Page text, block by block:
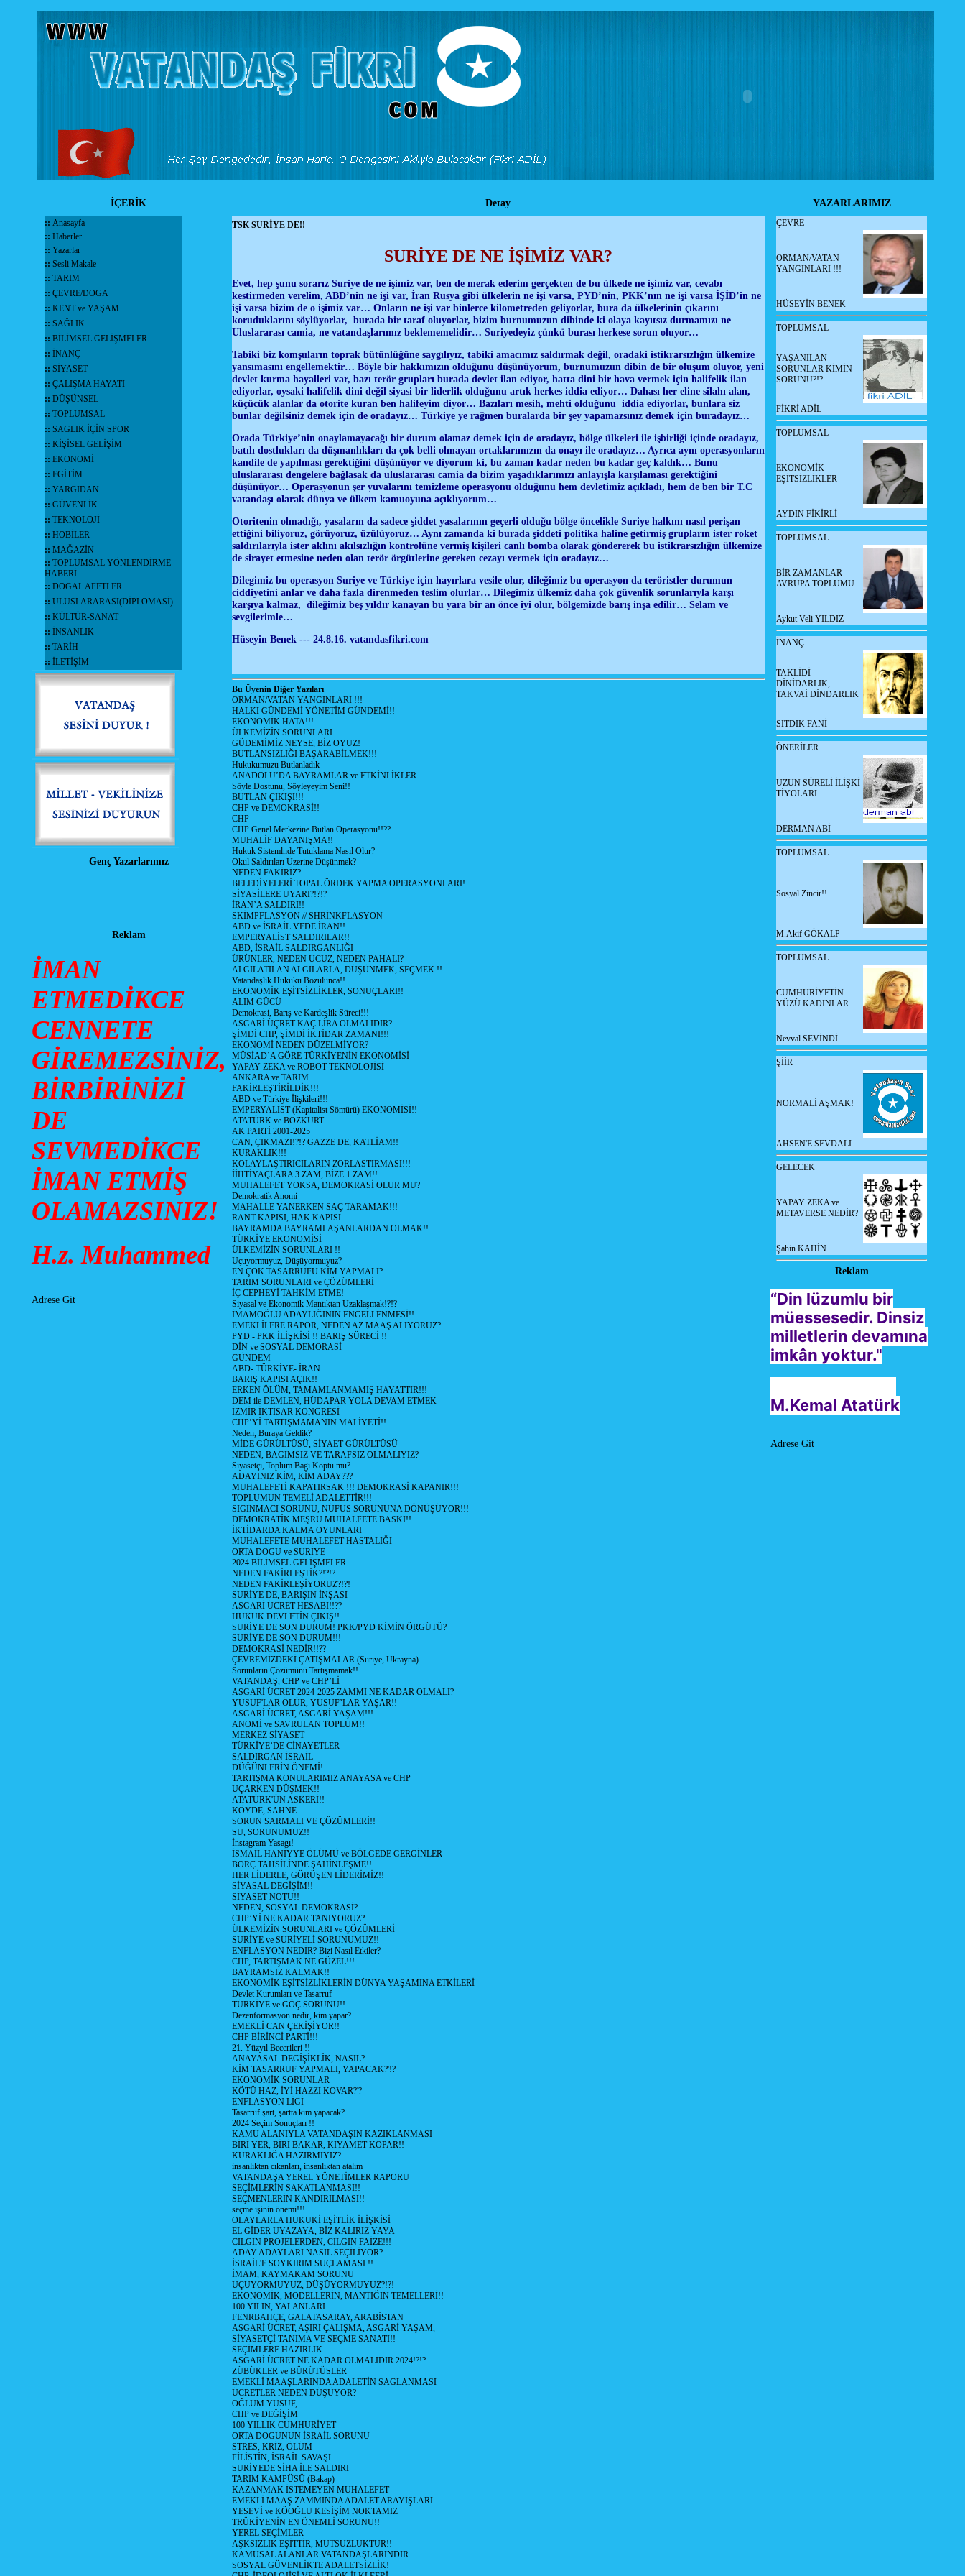
İÇERİK Detay YAZARLARIMIZ
:: Anasayfa
:: Haberler
:: Yazarlar
:: Sesli Makale
:: TARIM
:: ÇEVRE/DOGA
:: KENT ve YAŞAM
:: SAĞLIK
:: BİLİMSEL GELİŞMELER
:: İNANÇ
:: SİYASET
:: ÇALIŞMA HAYATI
:: DÜŞÜNSEL
:: TOPLUMSAL
:: SAGLIK İÇİN SPOR
:: KİŞİSEL GELİŞİM
:: EKONOMİ
:: EGİTİM
:: YARGIDAN
:: GÜVENLİK
:: TEKNOLOJİ
:: HOBİLER
:: MAĞAZİN
:: TOPLUMSAL YÖNLENDİRME
HABERİ
:: DOGAL AFETLER
:: ULUSLARARASI(DİPLOMASİ)
:: KÜLTÜR-SANAT
:: İNSANLIK
:: TARİH
:: İLETİŞİM
Genç Yazarlarımız
Reklam
İMAN
ETMEDİKCE
CENNETE
GİREMEZSİNİZ,
BİRBİRİNİZİ
DE
SEVMEDİKCE
İMAN ETMİŞ
OLAMAZSINIZ!
H.z. Muhammed
Adrese Git
TSK SURİYE DE!!
SURİYE DE NE İŞİMİZ VAR?
Evet, hep şunu sorarız Suriye de ne işimiz var, ben de merak ederim gerçekten de bu ülkede ne işimiz var, cevabı
kestirmeden verelim, ABD’nin ne işi var, İran Rusya gibi ülkelerin ne işi varsa, PYD’nin, PKK’nın ne işi varsa İŞİD’in ne
işi varsa bizim de o işimiz var… Onların ne işi var binlerce kilometreden geliyorlar, bura da ülkelerinin çıkarını
koruduklarını söylüyorlar, burada bir taraf oluyorlar, bizim burnumuzun dibinde ki olaya kayıtsız durmamızı ne
Uluslararası camia, ne vatandaşlarımız beklememelidir… Suriyedeyiz çünkü burası herkese sorun oluyor…
Tabiki biz komşuların toprak bütünlüğüne saygılıyız, tabiki amacımız saldırmak değil, oradaki istikrarsızlığın ülkemize
yansımasını engellemektir… Böyle bir hakkımızın olduğunu düşünüyorum, burnumuzun dibin de bir oluşum oluyor, yeni
devlet kurma hayalleri var, bazı terör grupları burada devlet ilan ediyor, hatta dini bir hava vermek için halifelik ilan
ediyorlar, oysaki halifelik dini değil siyasi bir liderlik olduğunu artık herkes iddia ediyor… Dahası her eline silahı alan,
küçücük alanlar da otorite kuran ben halifeyim diyor… Bazıları mesih, mehti olduğunu iddia ediyorlar, bunlara siz
bunlar değilsiniz demek için de oradayız… Türkiye ye rağmen buralarda bir şey yapamazsınız demek için buradayız…
Orada Türkiye’nin onaylamayacağı bir durum olamaz demek için de oradayız, bölge ülkeleri ile işbirliği içinde oradayız,
batılı dostlukları da düşmanlıkları da çok belli olmayan ortaklarımızın da onayı ile oradayız… Ayrıca aynı operasyonların
kandile de yapılması gerektiğini düşünüyor ve diyorum ki, bu zaman kadar neden bu kadar geç kaldık… Bunu
uluslararası dengelere bağlasak da uluslararası camia da bizim yaşadıklarımızı anlayışla karşılaması gerektiğini
düşünüyor… Operasyonun şer yuvalarını temizleme operasyonu olduğunu hem devletimiz açıkladı, hem de ben bir T.C
vatandaşı olarak dünya ve ülkem kamuoyuna açıklıyorum…
Otoritenin olmadığı, yasaların da sadece şiddet yasalarının geçerli olduğu bölge öncelikle Suriye halkını nasıl perişan
ettiğini biliyoruz, görüyoruz, üzülüyoruz… Aynı zamanda ki burada şiddeti politika haline getirmiş grupların ister roket
saldırılarıyla ister aklını akılsızlığın kontrolüne vermiş kişileri canlı bomba olarak göndererek bu istikrarsızlığın ülkemize
de sirayet etmesine neden olan terör örgütlerine gereken cezayı vermek için oradayız…
Dilegimiz bu operasyon Suriye ve Türkiye için hayırlara vesile olur, dileğimiz bu operasyon da teröristler durumun
ciddiyetini anlar ve daha fazla direnmeden teslim olurlar… Dilegimiz ülkemiz daha çok güvenlik sorunlarıyla karşı
karşıya kalmaz, dileğimiz beş yıldır kanayan bu yara bir an önce iyi olur, bölgemizde barış inşa edilir… Selam ve
sevgilerimle…
Hüseyin Benek --- 24.8.16. vatandasfikri.com
Bu Üyenin Diğer Yazıları
ORMAN/VATAN YANGINLARI !!!
HALKI GÜNDEMİ YÖNETİM GÜNDEMİ!!
EKONOMİK HATA!!!
ÜLKEMİZİN SORUNLARI
GÜDEMİMİZ NEYSE, BİZ OYUZ!
BUTLANSIZLIĞI BAŞARABİLMEK!!!
Hukukumuzu Butlanladık
ANADOLU’DA BAYRAMLAR ve ETKİNLİKLER
Söyle Dostunu, Söyleyeyim Seni!!
BUTLAN ÇIKIŞI!!!
CHP ve DEMOKRASİ!!
CHP
CHP Genel Merkezine Butlan Operasyonu!!??
MUHALİF DAYANIŞMA!!
Hukuk Sistemlnde Tutuklama Nasıl Olur?
Okul Saldırıları Üzerine Düşünmek?
NEDEN FAKİRİZ?
BELEDİYELERİ TOPAL ÖRDEK YAPMA OPERASYONLARI!
SİYASİLERE UYARI?!?!?
İRAN’A SALDIRI!!
SKİMPFLASYON // SHRİNKFLASYON
ABD ve İSRAİL VEDE İRAN!!
EMPERYALİST SALDIRILAR!!
ABD, İSRAİL SALDIRGANLIĞI
ÜRÜNLER, NEDEN UCUZ, NEDEN PAHALI?
ALGILATILAN ALGILARLA, DÜŞÜNMEK, SEÇMEK !!
Vatandaşlık Hukuku Bozulunca!!
EKONOMİK EŞİTSİZLİKLER, SONUÇLARI!!
ALIM GÜCÜ
Demokrasi, Barış ve Kardeşlik Süreci!!!
ASGARİ ÜÇRET KAÇ LİRA OLMALIDIR?
ŞİMDİ CHP, ŞİMDİ İKTİDAR ZAMANI!!!
EKONOMİ NEDEN DÜZELMİYOR?
MÜSİAD’A GÖRE TÜRKİYENİN EKONOMİSİ
YAPAY ZEKA ve ROBOT TEKNOLOJİSİ
ANKARA ve TARIM
FAKİRLEŞTİRİLDİK!!!
ABD ve Türkiye İlişkileri!!!
EMPERYALİST (Kapitalist Sömürü) EKONOMİSİ!!
ATATÜRK ve BOZKURT
AK PARTİ 2001-2025
CAN, ÇIKMAZI!?!? GAZZE DE, KATLİAM!!
KURAKLIK!!!
KOLAYLAŞTIRICILARIN ZORLASTIRMASI!!!
İİHTİYAÇLARA 3 ZAM, BİZE 1 ZAM!!
MUHALEFET YOKSA, DEMOKRASİ OLUR MU?
Demokratik Anomi
MAHALLE YANERKEN SAÇ TARAMAK!!!
RANT KAPISI, HAK KAPISI
BAYRAMDA BAYRAMLAŞANLARDAN OLMAK!!
TÜRKİYE EKONOMİSİ
ÜLKEMİZİN SORUNLARI !!
Uçuyormuyuz, Düşüyormuyuz?
EN ÇOK TASARRUFU KİM YAPMALI?
TARIM SORUNLARI ve ÇÖZÜMLERİ
İÇ CEPHEYİ TAHKİM ETME!
Siyasal ve Ekonomik Mantıktan Uzaklaşmak!?!?
İMAMOĞLU ADAYLIĞININ ENGELLENMESİ!!
EMEKLİLERE RAPOR, NEDEN AZ MAAŞ ALIYORUZ?
PYD - PKK İLİŞKİSİ !! BARIŞ SÜRECİ !!
DİN ve SOSYAL DEMORASİ
GÜNDEM
ABD- TÜRKİYE- İRAN
BARIŞ KAPISI AÇIK!!
ERKEN ÖLÜM, TAMAMLANMAMIŞ HAYATTIR!!!
DEM ile DEMLEN, HÜDAPAR YOLA DEVAM ETMEK
İZMİR İKTİSAR KONGRESİ
CHP’Yİ TARTIŞMAMANIN MALİYETİ!!
Neden, Buraya Geldik?
MİDE GÜRÜLTÜSÜ, SİYAET GÜRÜLTÜSÜ
NEDEN, BAGIMSIZ VE TARAFSIZ OLMALIYIZ?
Siyasetçi, Toplum Bagı Koptu mu?
ADAYINIZ KİM, KİM ADAY???
MUHALEFETİ KAPATIRSAK !!! DEMOKRASİ KAPANIR!!!
TOPLUMUN TEMELİ ADALETTİR!!!
SIGINMACI SORUNU, NÜFUS SORUNUNA DÖNÜŞÜYOR!!!
DEMOKRATİK MEŞRU MUHALFETE BASKI!!
İKTİDARDA KALMA OYUNLARI
MUHALEFETE MUHALEFET HASTALIĞI
ORTA DOGU ve SURİYE
2024 BİLİMSEL GELİŞMELER
NEDEN FAKİRLEŞTİK?!?!?
NEDEN FAKİRLEŞİYORUZ?!?!
SURİYE DE, BARIŞIN İNŞASI
ASGARİ ÜCRET HESABI!!??
HUKUK DEVLETİN ÇIKIŞ!!
SURİYE DE SON DURUM! PKK/PYD KİMİN ÖRGÜTÜ?
SURİYE DE SON DURUM!!!
DEMOKRASİ NEDİR!!??
ÇEVREMİZDEKİ ÇATIŞMALAR (Suriye, Ukrayna)
Sorunların Çözümünü Tartışmamak!!
VATANDAŞ, CHP ve CHP’Lİ
ASGARİ ÜCRET 2024-2025 ZAMMI NE KADAR OLMALI?
YUSUF'LAR ÖLÜR, YUSUF’LAR YAŞAR!!
ASGARİ ÜCRET, ASGARİ YAŞAM!!!
ANOMİ ve SAVRULAN TOPLUM!!
MERKEZ SİYASET
TÜRKİYE’DE CİNAYETLER
SALDIRGAN İSRAİL
DÜĞÜNLERİN ÖNEMİ!
TARTIŞMA KONULARIMIZ ANAYASA ve CHP
UÇARKEN DÜŞMEK!!
ATATÜRK'ÜN ASKERİ!!
KÖYDE, SAHNE
SORUN SARMALI VE ÇÖZÜMLERİ!!
SU, SORUNUMUZ!!
İnstagram Yasagı!
İSMAİL HANİYYE ÖLÜMÜ ve BÖLGEDE GERGİNLER
BORÇ TAHSİLİNDE ŞAHİNLEŞME!!
HER LİDERLE, GÖRÜŞEN LİDERİMİZ!!
SİYASAL DEGİŞİM!!
SİYASET NOTU!!
NEDEN, SOSYAL DEMOKRASİ?
CHP’Yİ NE KADAR TANIYORUZ?
ÜLKEMİZİN SORUNLARI ve ÇÖZÜMLERİ
SURİYE ve SURİYELİ SORUNUMUZ!!
ENFLASYON NEDİR? Bizi Nasıl Etkiler?
CHP, TARTIŞMAK NE GÜZEL!!!
BAYRAMSIZ KALMAK!!
EKONOMİK EŞİTSİZLİKLERİN DÜNYA YAŞAMINA ETKİLERİ
Devlet Kurumları ve Tasarruf
TÜRKİYE ve GÖÇ SORUNU!!
Dezenformasyon nedir, kim yapar?
EMEKLİ CAN ÇEKİŞİYOR!!
CHP BİRİNCİ PARTİ!!!
21. Yüzyıl Becerileri !!
ANAYASAL DEGİŞİKLİK, NASIL?
KİM TASARRUF YAPMALI, YAPACAK?'!?
EKONOMİK SORUNLAR
KÖTÜ HAZ, İYİ HAZZI KOVAR?'?
ENFLASYON LİGİ
Tasarruf şart, şartta kim yapacak?
2024 Seçim Sonuçları !!
KAMU ALANIYLA VATANDAŞIN KAZIKLANMASI
BİRİ YER, BİRİ BAKAR, KIYAMET KOPAR!!
KURAKLIĞA HAZIRMIYIZ?
insanlıktan cıkanları, insanlıktan atalım
VATANDAŞA YEREL YÖNETİMLER RAPORU
SEÇİMLERİN SAKATLANMASI!!
SEÇMENLERİN KANDIRILMASI!!
seçme işinin önemi!!!
OLAYLARLA HUKUKİ EŞİTLİK İLİŞKİSİ
EL GİDER UYAZAYA, BİZ KALIRIZ YAYA
CILGIN PROJELERDEN, CILGIN FAİZE!!!
ADAY ADAYLARI NASIL SEÇİLİYOR?
İSRAİL'E SOYKIRIM SUÇLAMASI !!
İMAM, KAYMAKAM SORUNU
UÇUYORMUYUZ, DÜŞÜYORMUYUZ?!?!
EKONOMİK, MODELLERİN, MANTIĞIN TEMELLERİ!!
100 YILIN, YALANLARI
FENRBAHÇE, GALATASARAY, ARABİSTAN
ASGARİ ÜCRET, AŞIRI ÇALIŞMA, ASGARİ YAŞAM,
SİYASETÇİ TANIMA VE SEÇME SANATI!!
SEÇİMLERE HAZIRLIK
ASGARİ ÜCRET NE KADAR OLMALIDIR 2024!?!?
ZÜBÜKLER ve BÜRÜTÜSLER
EMEKLİ MAAŞLARINDA ADALETİN SAGLANMASI
ÜCRETLER NEDEN DÜŞÜYOR?
OĞLUM YUSUF,
CHP ve DEĞİŞİM
100 YILLIK CUMHURİYET
ORTA DOGUNUN İSRAİL SORUNU
STRES, KRİZ, ÖLÜM
FİLİSTİN, İSRAİL SAVAŞI
SURİYEDE SİHA İLE SALDIRI
TARIM KAMPÜSÜ (Bakap)
KAZANMAK İSTEMEYEN MUHALEFET
EMEKLİ MAAŞ ZAMMINDA ADALET ARAYIŞLARI
YESEVİ ve KÖOĞLU KESİŞİM NOKTAMIZ
TRÜKİYENİN EN ÖNEMLİ SORUNU!!
YEREL SEÇİMLER
AŞKSIZLIK EŞİTTİR, MUTSUZLUKTUR!!
KAMUSAL ALANLAR VATANDAŞLARINDIR.
SOSYAL GÜVENLİKTE ADALETSİZLİK!
ÇEVRE
ORMAN/VATAN
YANGINLARI !!!
HÜSEYİN BENEK
TOPLUMSAL
YAŞANILAN
SORUNLAR KİMİN
SORUNU?!?
FİKRİ ADİL
TOPLUMSAL
EKONOMİK
EŞİTSİZLİKLER
AYDIN FİKİRLİ
TOPLUMSAL
BİR ZAMANLAR
AVRUPA TOPLUMU
Aykut Veli YILDIZ
İNANÇ
TAKLİDİ
DİNİDARLIK,
TAKVAİ DİNDARLIK
SITDIK FANİ
ÖNERİLER
UZUN SÜRELİ İLİŞKİ
TİYOLARI…
DERMAN ABİ
TOPLUMSAL
Sosyal Zincir!!
M.Akif GÖKALP
TOPLUMSAL
CUMHURİYETİN
YÜZÜ KADINLAR
Nevval SEVİNDİ
ŞİİR
NORMALİ AŞMAK!
AHSEN'E SEVDALI
GELECEK
YAPAY ZEKA ve
METAVERSE NEDİR?
Şahin KAHİN
Reklam
“Din lüzumlu bir
müessesedir. Dinsiz
milletlerin devamına
imkân yoktur."
M.Kemal Atatürk
Adrese Git